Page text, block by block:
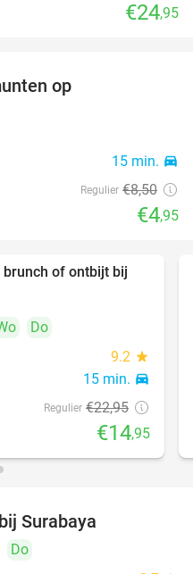
€24,95
op
15 min. directions_car
Regulier €8,50
€4,95
35%
of ontbijt bij
Do
9.2 star
15 min. directions_car
Regulier €22,95
€14,95
Surabaya
Do